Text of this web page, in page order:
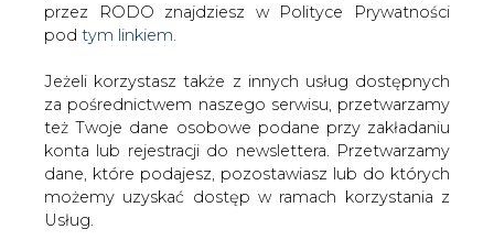
WŁĄCZ CIRE.TV
przez RODO znajdziesz w Polityce Prywatności
pod tym linkiem.
Jeżeli korzystasz także z innych usług dostępnych
za pośrednictwem naszego serwisu, przetwarzamy
też Twoje dane osobowe podane przy zakładaniu
konta lub rejestracji do newslettera. Przetwarzamy
dane, które podajesz, pozostawiasz lub do których
możemy uzyskać dostęp w ramach korzystania z
Usług.
Strona główna
RYNEK ENERGI ELEKTRYCZNEJ I
/
Informacja w sprawie ceny energii elektrycznej
wytworzonej w krajowym systemie